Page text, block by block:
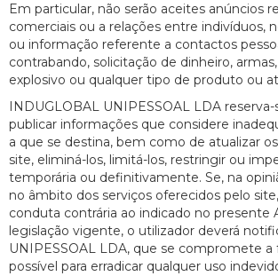
Em particular, não serão aceites anúncios
comerciais ou a relações entre indivíduos,
ou informação referente a contactos
contrabando, solicitação de dinheiro,
explosivo ou qualquer tipo de produto ou
INDUGLOBAL UNIPESSOAL LDA
publicar informações que considere
a que se destina, bem como de atualizar
site, eliminá-los, limitá-los, restringir ou
temporária ou definitivamente. Se, na
no âmbito dos serviços oferecidos pelo
conduta contrária ao indicado no presente
legislação vigente, o utilizador deverá
UNIPESSOAL LDA, que se compromete a
possível para erradicar qualquer uso